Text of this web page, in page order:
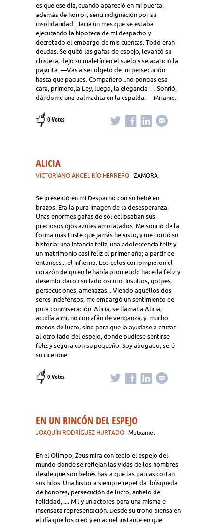
es que ese día, cuando apareció en mi puerta,
además de horror, sentí indignación por su
insolidaridad. Hacía un mes que se estaba
ejecutando la hipoteca de mi despacho y
decretado el embargo de mis cuentas. Todo eran
deudas. Se quitó las gafas de espejo, levantó su
chistera, dejó su maletín en el suelo y se acarició la
pajarita. —Vas a ser objeto de mi persecución
hasta que pagues. Compañero...no pongas esa
cara, primero,la Ley, luego, la elegancia—. Sonrió,
dándome una palmadita en la espalda. —Mírame.
0 Votos
ALICIA
VICTORIANO ÁNGEL RÍO HERRERO · ZAMORA
Se presentó en mi Despacho con su bebé en
brazos. Era la pura imagen de la desesperanza.
Unas enormes gafas de sol eclipsaban sus
preciosos ojos azules amoratados. Me sonrió de la
forma más triste que jamás he visto, y me contó su
historia: una infancia feliz, una adolescencia feliz y
un matrimonio casi feliz el primer año; a partir de
entonces... el infierno. Los celos corrompieron el
corazón de quien le había prometido hacerla feliz y
desembridaron su lado oscuro. Insultos, golpes,
persecuciones, amenazas... Viendo aquéllos dos
seres indefensos, me embargó un sentimiento de
pura conmiseración. Alicia, se llamaba Alicia,
acudía a mí, no con afán de venganza, y, mucho
menos de lucro, sino para que la ayudase a cruzar
al otro lado del espejo, donde pudiese sentirse
feliz y segura con su pequeño. Soy abogado, seré
su cicerone.
0 Votos
EN UN RINCÓN DEL ESPEJO
JOAQUÍN RODRÍGUEZ HURTADO · Mutxamel
En el Olimpo, Zeus mira con tedio el espejo del
mundo donde se reflejan las vidas de los hombres
desde que son bebés hasta que las parcas cortan
sus hilos. Una historia siempre repetida: búsqueda
de honores, persecución de lucro, anhelo de
felicidad, .... Mil y un actores para una misma e
insensata representación. Desde su trono piensa en
el día que los creó y en aquel instante en que